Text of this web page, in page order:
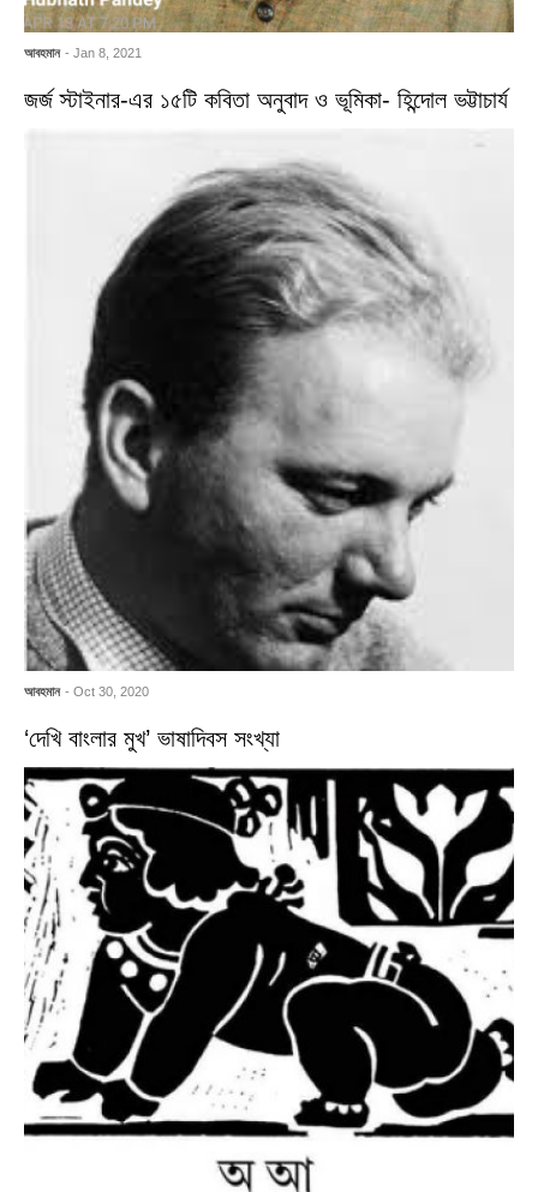
আবহমান - Jan 8, 2021
জর্জ স্টাইনার-এর ১৫টি কবিতা অনুবাদ ও ভূমিকা- হিন্দোল ভট্টাচার্য
আবহমান - Oct 30, 2020
‘দেখি বাংলার মুখ’ ভাষাদিবস সংখ্যা